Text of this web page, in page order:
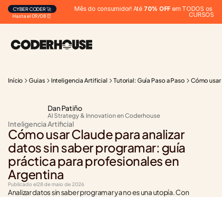
Hasta el 09/08 ⏰
CYBER CODER 🚀 Mês do consumidor! Até 70% OFF em TODOS os
CURSOS
Início Guias Inteligencia Artificial Tutorial: Guía Paso a Paso Cómo
Dan Patiño
AI Strategy & Innovation en Coderhouse
Inteligencia Artificial
Cómo usar Claude para analizar
datos sin saber programar: guía
práctica para profesionales en
Argentina
Publicado el28 de maio de 2026
Analizar datos sin saber programar ya no es una utopía. Con